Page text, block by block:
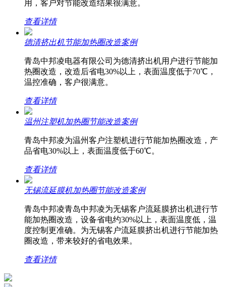
用，客户对节能改造结果很满意。
查看详情
德清挤出机节能加热圈改造案例
青岛中邦凌电器有限公司为德清挤出机用户进行节能加
热圈改造，改造后省电30%以上，表面温度低于70℃，
温控准确，客户很满意。
查看详情
温州注塑机加热圈节能改造案例
青岛中邦凌为温州客户注塑机进行节能加热圈改造，产
品省电30%以上，表面温度低于60℃。
查看详情
无锡流延膜机加热圈节能改造案例
青岛中邦凌青岛中邦凌为无锡客户流延膜挤出机进行节
能加热圈改造，设备省电约30%以上，表面温度低，温
度控制更准确。为无锡客户流延膜挤出机进行节能加热
圈改造，带来较好的省电效果。
查看详情